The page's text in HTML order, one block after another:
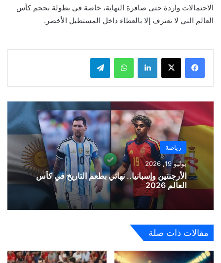
الاحتمالات واردة حتى صافرة النهاية، خاصة في بطولة بحجم كأس
العالم التي لا تعترف إلا بالعطاء داخل المستطيل الأخضر.
لينكدإن واتساب
رياضة
يوليو 19, 2026
الأرجنتين وإسبانيا.. نهائي بطعم التاريخ في كأس
العالم 2026
مقالات ذات صلة